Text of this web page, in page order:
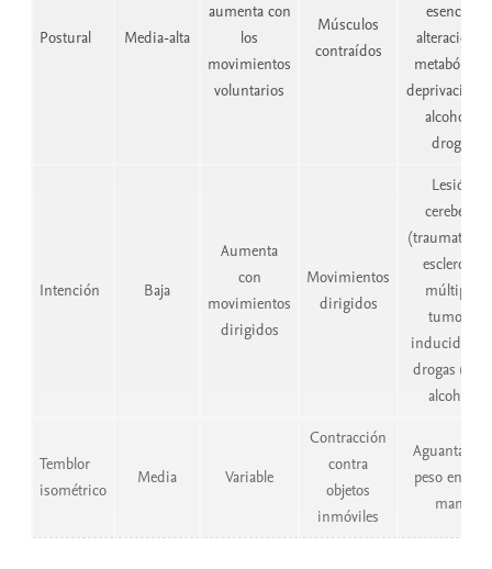
Postural Media-alta
aumenta con
los
movimientos
voluntarios
Músculos
contraídos
esencial,
alteraciones
metabólicas,
deprivación
alcohol o
drogas
Intención Baja
Aumenta
con
movimientos
dirigidos
Movimientos
dirigidos
Lesión
cerebelar
esclerosis
múltiple,
tumor);
inducido
drogas (litio,
alcohol)
Temblor
isométrico
Media Variable
Contracción
contra
objetos
inmóviles
Aguantar un
peso en una
mano